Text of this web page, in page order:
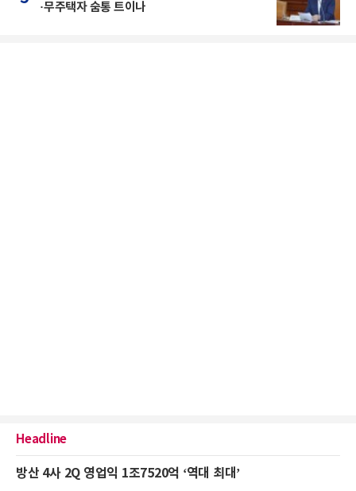
·무주택자 숨통 트이나
Headline
방산 4사 2Q 영업익 1조7520억 ‘역대 최대’